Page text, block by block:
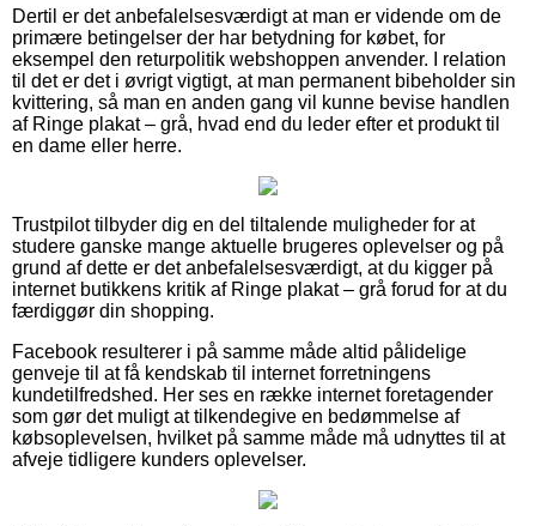
Dertil er det anbefalelsesværdigt at man er vidende om de
primære betingelser der har betydning for købet, for
eksempel den returpolitik webshoppen anvender. I relation
til det er det i øvrigt vigtigt, at man permanent bibeholder sin
kvittering, så man en anden gang vil kunne bevise handlen
af Ringe plakat – grå, hvad end du leder efter et produkt til
en dame eller herre.
Trustpilot tilbyder dig en del tiltalende muligheder for at
studere ganske mange aktuelle brugeres oplevelser og på
grund af dette er det anbefalelsesværdigt, at du kigger på
internet butikkens kritik af Ringe plakat – grå forud for at du
færdiggør din shopping.
Facebook resulterer i på samme måde altid pålidelige
genveje til at få kendskab til internet forretningens
kundetilfredshed. Her ses en række internet foretagender
som gør det muligt at tilkendegive en bedømmelse af
købsoplevelsen, hvilket på samme måde må udnyttes til at
afveje tidligere kunders oplevelser.